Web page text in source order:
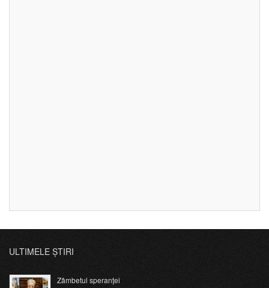
ULTIMELE ȘTIRI
Zâmbetul speranței